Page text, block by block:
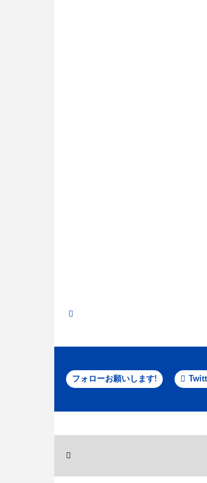
フォローお願いします!